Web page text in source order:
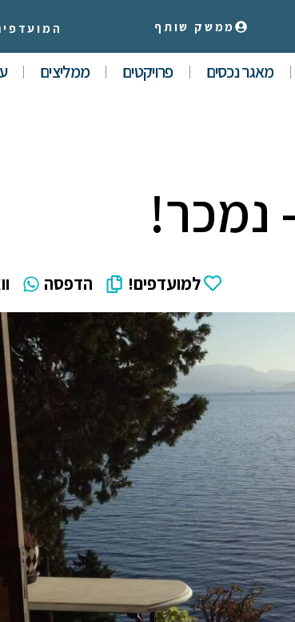
ממשק שותף
מאגר נכסים פרויקטים ממליצים
למועדפים! הדפסה